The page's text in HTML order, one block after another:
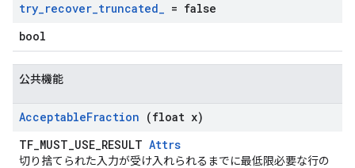
try_recover_truncated_ = false
bool
公共機能
AcceptableFraction (float x)
TF_MUST_USE_RESULT Attrs
切り捨てられた入力が受け入れられるまでに最低限必要な行の